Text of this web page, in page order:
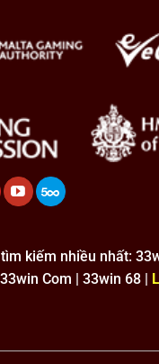
kiếm nhiều nhất:
Com | 33win 68 |